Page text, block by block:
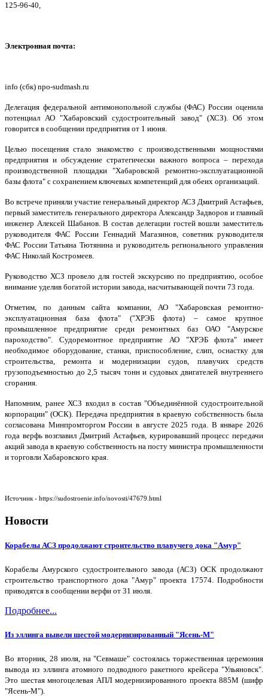
125-96-40,
Электронная почта:
info (сбк) npo-sudmash.ru
Делегация федеральной антимонопольной службы (ФАС) России оценила
потенциал АО "Хабаровский судостроительный завод" (ХСЗ). Об этом
говорится в сообщении предприятия от 1 июня.
Целью посещения стало знакомство с производственными мощностями
предприятия и обсуждение стратегически важного вопроса – перехода
производственной площадки "Хабаровской ремонтно-эксплуатационной
базы флота" с сохранением ключевых компетенций для обеих организаций.
Во встрече приняли участие генеральный директор АСЗ Дмитрий Астафьев,
первый заместитель генерального директора Александр Задворов и главный
инженер Алексей Шабанов. В состав делегации гостей вошли заместитель
руководителя ФАС России Геннадий Магазинов, советник руководителя
ФАС России Татьяна Тютянина и руководитель регионального управления
ФАС Николай Костромеев.
Руководство ХСЗ провело для гостей экскурсию по предприятию, особое
внимание уделив богатой истории завода, насчитывающей почти 73 года.
Отметим, по данным сайта компании, АО "Хабаровская ремонтно-
эксплуатационная база флота" ("ХРЭБ флота) – самое крупное
промышленное предприятие среди ремонтных баз ОАО "Амурское
пароходство". Судоремонтное предприятие АО "ХРЭБ флота" имеет
необходимое оборудование, станки, приспособление, слип, оснастку для
строительства, ремонта и модернизации судов, плавучих средств
грузоподъемностью до 2,5 тысяч тонн и судовых двигателей внутреннего
сгорания.
Напомним, ранее ХСЗ входил в состав "Объединённой судостроительной
корпорации" (ОСК). Передача предприятия в краевую собственность была
согласована Минпромторгом России в августе 2025 года. В январе 2026
года верфь возглавил Дмитрий Астафьев, курировавший процесс передачи
акций завода в краевую собственность на посту министра промышленности
и торговли Хабаровского края.
Источник - https://sudostroenie.info/novosti/47679.html
Новости
Корабелы АСЗ продолжают строительство плавучего дока "Амур"
Корабелы Амурского судостроительного завода (АСЗ) ОСК продолжают
строительство транспортного дока "Амур" проекта 17574. Подробности
приводятся в сообщении верфи от 31 июля.
Подробнее...
Из эллинга вывели шестой модернизированный "Ясень-М"
Во вторник, 28 июля, на "Севмаше" состоялась торжественная церемония
вывода из эллинга атомного подводного ракетного крейсера "Ульяновск".
Это шестая многоцелевая АПЛ модернизированного проекта 885М (шифр
"Ясень-М").